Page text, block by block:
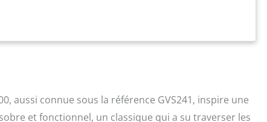
: le couvercle ainsi que la pale sont compatibles lave-
transparent avec ouverture qui facilite l'ajout
aussi connue sous la référence GVS241, inspire une
et fonctionnel, un classique qui a su traverser les